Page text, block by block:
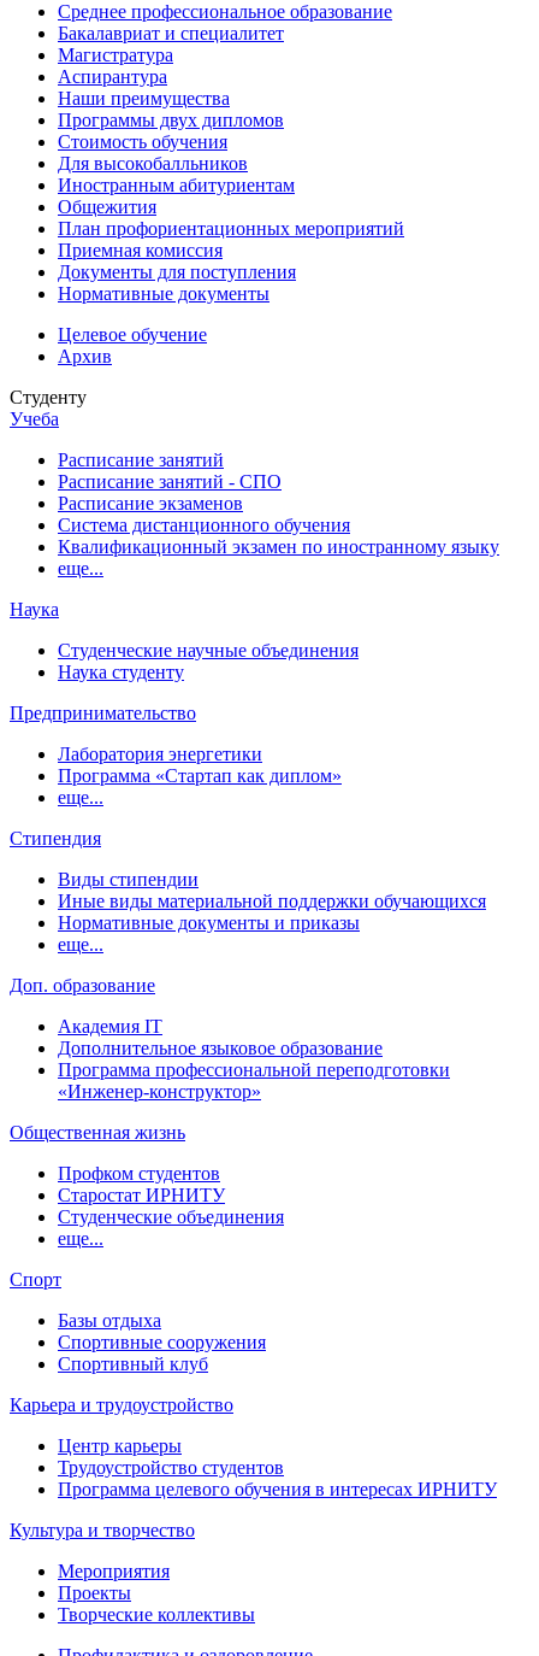
Cреднее профессиональное образование
Бакалавриат и специалитет
Магистратура
Аспирантура
Наши преимущества
Программы двух дипломов
Стоимость обучения
Для высокобалльников
Иностранным абитуриентам
Общежития
План профориентационных мероприятий
Приемная комиссия
Документы для поступления
Нормативные документы
Целевое обучение
Архив
Студенту
Учеба
Расписание занятий
Расписание занятий - СПО
Расписание экзаменов
Система дистанционного обучения
Квалификационный экзамен по иностранному языку
еще...
Наука
Студенческие научные объединения
Наука студенту
Предпринимательство
Лаборатория энергетики
Программа «Стартап как диплом»
еще...
Стипендия
Виды стипендии
Иные виды материальной поддержки обучающихся
Нормативные документы и приказы
еще...
Доп. образование
Академия IT
Дополнительное языковое образование
Программа профессиональной переподготовки
«Инженер-конструктор»
Общественная жизнь
Профком студентов
Старостат ИРНИТУ
Студенческие объединения
еще...
Спорт
Базы отдыха
Спортивные сооружения
Спортивный клуб
Карьера и трудоустройство
Центр карьеры
Трудоустройство студентов
Программа целевого обучения в интересах ИРНИТУ
Культура и творчество
Мероприятия
Проекты
Творческие коллективы